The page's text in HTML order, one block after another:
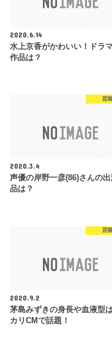
2020.6.14
水上京香がかわいい！ドラ
作品は？
芸
2020.3.4
声優の岸野一彦(86)さんの
品は？
芸
2020.9.2
茅島みずきの身長や血液型
カリCMで話題！